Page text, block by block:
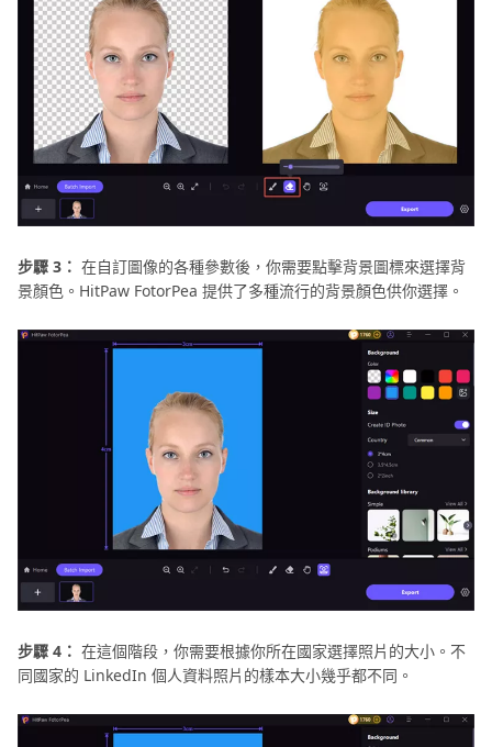
步驟 3： 在自訂圖像的各種參數後，你需要點擊背景圖標來選擇背
景顏色。HitPaw FotorPea 提供了多種流行的背景顏色供你選擇。
步驟 4： 在這個階段，你需要根據你所在國家選擇照片的大小。不
同國家的 LinkedIn 個人資料照片的樣本大小幾乎都不同。